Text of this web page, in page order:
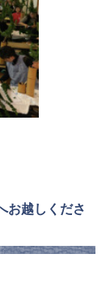
お越しくださ